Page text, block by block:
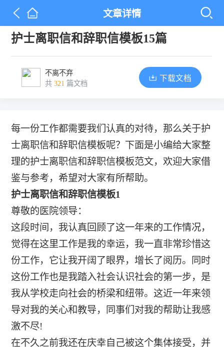
文章详情
护士离职信和辞职信模板15篇
不离不弃
共 321 篇文档
下载文档
每一份工作都需要我们认真的对待，那么关于护
士离职信和辞职信模板呢？下面是小编给大家整
理的护士离职信和辞职信模板范文，欢迎大家借
鉴与参考，希望对大家有所帮助。
护士离职信和辞职信模板1
尊敬的医院领导：
这段时间，我认真回顾了这一年来的工作情况，
觉得在这里工作是我的幸运，我一直非常珍惜这
份工作，它让我开阔了眼界，增长了阅历。同时
这份工作也是我踏入社会认识社会的第一步，是
我从学校走向社会的桥梁和纽带。这近一年来领
导对我的关心和教导，同事们对我的帮助让我感
激不尽!
在不久之前我还在庆幸自己被这个集体接受，并